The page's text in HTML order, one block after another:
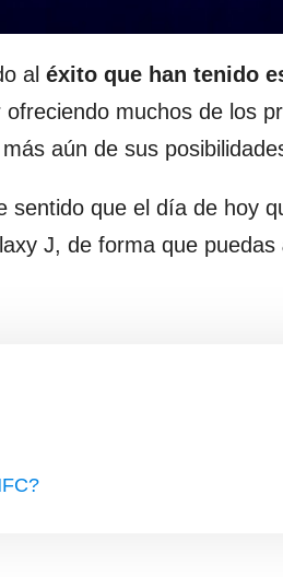
al éxito que han tenido
muchos de los
aún de sus
sentido que el día de hoy
J, de forma que puedas